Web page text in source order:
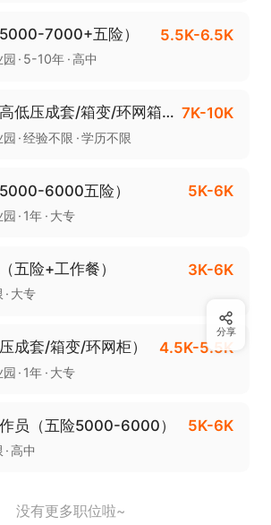
7000+五险） 5.5K-6.5K
园 5-10年 高中
电气工程师（高低压成套/箱变/环网箱）（7000-10000） 7K-10K
园 经验不限 学历不限
6000五险） 5K-6K
园 1年 大专
五险+工作餐） 3K-6K
大专
成套/箱变/环网柜） 4.5K-5.5K
园 1年 大专
员（五险5000-6000） 5K-6K
高中
没有更多职位啦~
分享